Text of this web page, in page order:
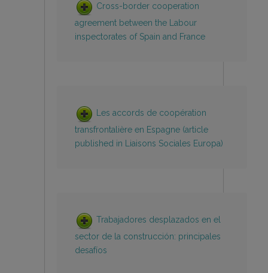
Cross-border cooperation
agreement between the Labour
inspectorates of Spain and France
Les accords de coopération
transfrontalière en Espagne (article
published in Liaisons Sociales Europa)
Trabajadores desplazados en el
sector de la construcción: principales
desafíos